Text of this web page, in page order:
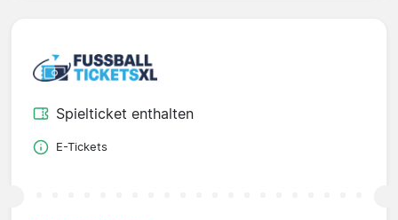
Spielticket enthalten
E-Tickets